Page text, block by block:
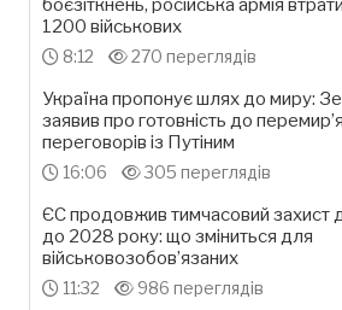
боєзіткнень, російська армія
1200 військових
8:12 270 переглядів
Україна пропонує шлях до миру:
заявив про готовність до
переговорів із Путіним
16:06 305 переглядів
ЄС продовжив тимчасовий захист
до 2028 року: що зміниться для
військовозобов’язаних
11:32 986 переглядів